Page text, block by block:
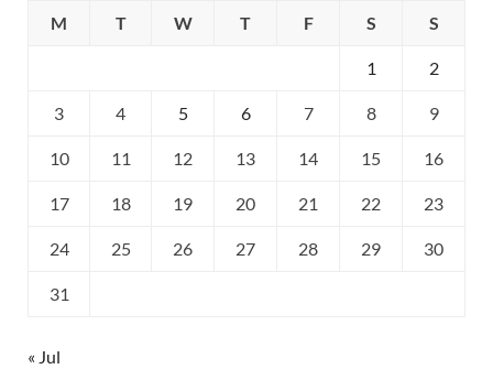
M T W T F S S
1 2
3 4 5 6 7 8 9
10 11 12 13 14 15 16
17 18 19 20 21 22 23
24 25 26 27 28 29 30
31
« Jul